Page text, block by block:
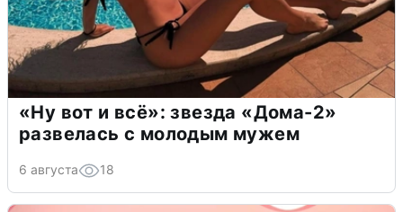
«Ну вот и всё»: звезда «Дома-2»
развелась с молодым мужем
6 августа 18